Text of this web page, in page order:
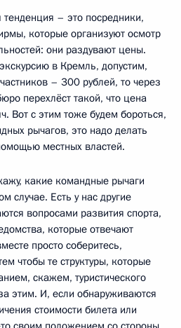
тенденция – это посредники,
которые организуют осмотр
они раздувают цены.
в Кремль, допустим,
– 300 рублей, то через
перехлёст такой, что цена
Вот с этим тоже будем бороться,
рычагов, это надо делать
местных властей.
какие командные рычаги
случае. Есть у нас другие
вопросами развития спорта,
которые отвечают
просто соберитесь,
чтобы те структуры, которые
скажем, туристического
этим. И, если обнаруживаются
стоимости билета или